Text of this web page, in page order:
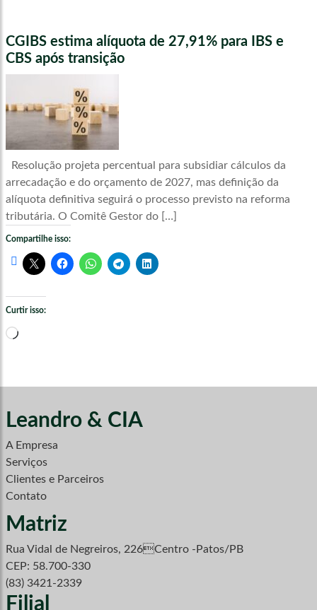
CGIBS estima alíquota de 27,91% para IBS e
CBS após transição
Resolução projeta percentual para subsidiar cálculos da
arrecadação e do orçamento de 2027, mas definição da
alíquota definitiva seguirá o processo previsto na reforma
tributária. O Comitê Gestor do […]
Compartilhe isso:
Curtir isso:
Carregando...
Leandro & CIA
A Empresa
Serviços
Clientes e Parceiros
Contato
Matriz
Rua Vidal de Negreiros, 226Centro -Patos/PB
CEP: 58.700-330
(83) 3421-2339
Filial